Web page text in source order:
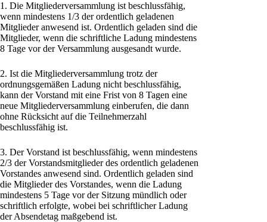
1. Die Mitgliederversammlung ist beschlussfähig,
wenn mindestens 1/3 der ordentlich geladenen
Mitglieder anwesend ist. Ordentlich geladen sind die
Mitglieder, wenn die schriftliche Ladung mindestens
8 Tage vor der Versammlung ausgesandt wurde.
2. Ist die Mitgliederversammlung trotz der
ordnungsgemäßen Ladung nicht beschlussfähig,
kann der Vorstand mit eine Frist von 8 Tagen eine
neue Mitgliederversammlung einberufen, die dann
ohne Rücksicht auf die Teilnehmerzahl
beschlussfähig ist.
3. Der Vorstand ist beschlussfähig, wenn mindestens
2/3 der Vorstandsmitglieder des ordentlich geladenen
Vorstandes anwesend sind. Ordentlich geladen sind
die Mitglieder des Vorstandes, wenn die Ladung
mindestens 5 Tage vor der Sitzung mündlich oder
schriftlich erfolgte, wobei bei schriftlicher Ladung
der Absendetag maßgebend ist.